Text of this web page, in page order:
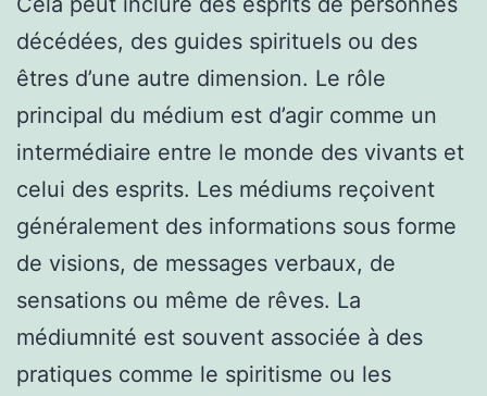
décédées, des guides spirituels ou des
êtres d’une autre dimension. Le rôle
principal du médium est d’agir comme un
intermédiaire entre le monde des vivants et
celui des esprits. Les médiums reçoivent
généralement des informations sous forme
de visions, de messages verbaux, de
sensations ou même de rêves. La
médiumnité est souvent associée à des
pratiques comme le spiritisme ou les